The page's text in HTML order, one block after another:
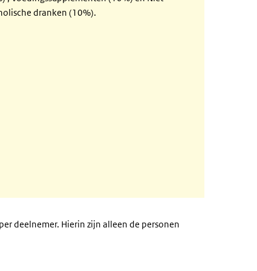
dranken (10%).
deelnemer. Hierin zijn alleen de personen